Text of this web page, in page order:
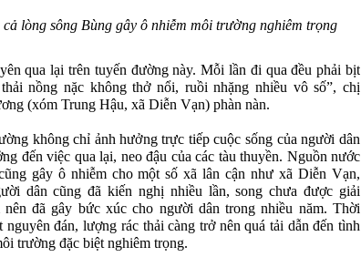
cả lòng sông Bùng gây ô nhiễm môi trường nghiêm trọng
qua lại trên tuyến đường này. Mỗi lần đi qua đều phải bịt
nồng nặc không thở nổi, ruồi nhặng nhiều vô số”, chị
(xóm Trung Hậu, xã Diễn Vạn) phàn nàn.
không chỉ ảnh hưởng trực tiếp cuộc sống của người dân
đến việc qua lại, neo đậu của các tàu thuyền. Nguồn nước
gây ô nhiễm cho một số xã lân cận như xã Diễn Vạn,
dân cũng đã kiến nghị nhiều lần, song chưa được giải
nên đã gây bức xúc cho người dân trong nhiều năm. Thời
nguyên đán, lượng rác thải càng trở nên quá tải dẫn đến tình
trường đặc biệt nghiêm trọng.